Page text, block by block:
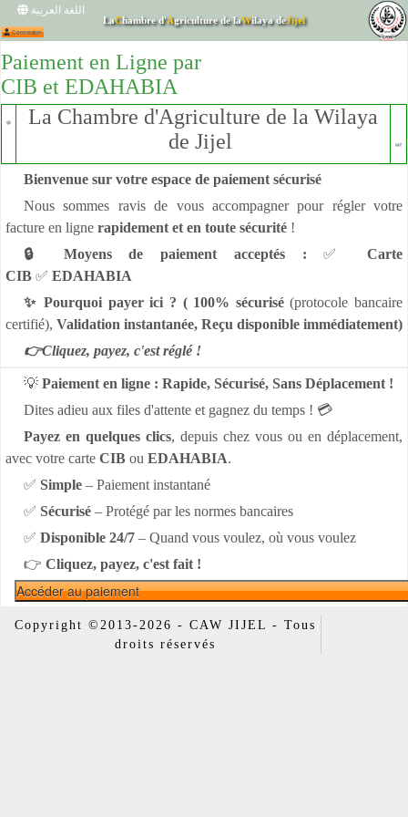
اللغة العربية
LaChambre d'Agriculture de la ilaya deJijel
Connexion
Paiement en Ligne par
CIB et EDAHABIA
La Chambre d'Agriculture de la Wilaya
de Jijel
Bienvenue sur votre espace de paiement sécurisé
Nous sommes ravis de vous accompagner pour régler votre
facture en ligne rapidement et en toute sécurité !
🔒 Moyens de paiement acceptés :✅Carte
CIB ✅ EDAHABIA
✨ Pourquoi payer ici ? ( 100% sécurisé(protocole bancaire
certifié), Validation instantanée, Reçu disponible immédiatement)
👉Cliquez, payez, c'est réglé !
💡 Paiement en ligne : Rapide, Sécurisé, Sans Déplacement !
Dites adieu aux files d'attente et gagnez du temps ! 💳
Payez en quelques clics, depuis chez vous ou en déplacement,
avec votre carte CIB ou EDAHABIA.
✅ Simple – Paiement instantané
✅ Sécurisé – Protégé par les normes bancaires
✅ Disponible 24/7 – Quand vous voulez, où vous voulez
👉 Cliquez, payez, c'est fait !
Accéder au paiement
Copyright ©2013-2026 - CAW JIJEL - Tous
droits réservés